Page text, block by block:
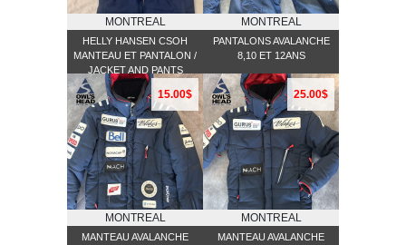
MONTREAL
HELLY HANSEN CSOH
MANTEAU ET PANTALON /
JACKET AND PANTS
MONTREAL
PANTALONS AVALANCHE
8,10 ET 12ANS
15.00$
MONTREAL
MANTEAU AVALANCHE
25.00$
MONTREAL
MANTEAU AVALANCHE